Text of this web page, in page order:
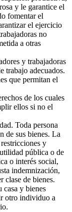
y le garantice el
fomentar el
el ejercicio
no
a otras
y trabajadoras
trabajo adecuados.
que permitan el
de los cuales
ellos si no el
Toda persona
de sus bienes. La
y
pública o de
o interés social,
indemnización,
clase de bienes.
casa y bienes
otro individuo a